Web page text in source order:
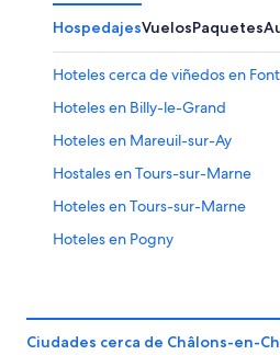
HospedajesVuelosPaquetes
Hoteles cerca de viñedos en
Hoteles en Billy-le-Grand
Hoteles en Mareuil-sur-Ay
Hostales en Tours-sur-Marne
Hoteles en Tours-sur-Marne
Hoteles en Pogny
Hoteles en Saint-Amand-sur-
Ciudades cerca de Châlons-en-